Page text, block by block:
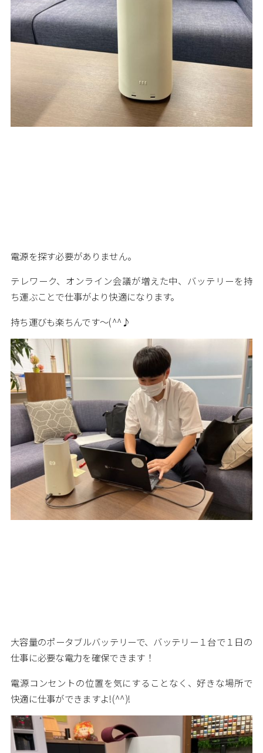
電源を探す必要がありません。
テレワーク、オンライン会議が増えた中、バッテリーを持
ち運ぶことで仕事がより快適になります。
持ち運びも楽ちんです～(^^♪
大容量のポータブルバッテリーで、バッテリー１台で１日の
仕事に必要な電力を確保できます！
電源コンセントの位置を気にすることなく、好きな場所で
快適に仕事ができますよ!(^^)!